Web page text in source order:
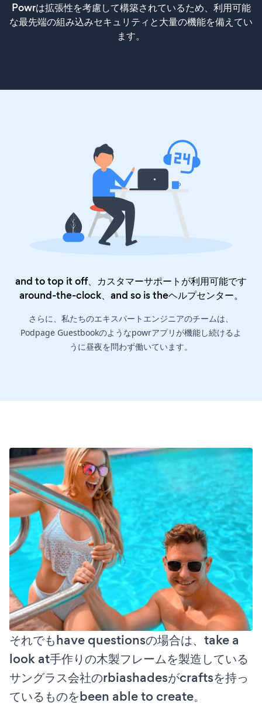
Powrは拡張性を考慮して構築されているため、利用可能
な最先端の組み込みセキュリティと大量の機能を備えてい
ます。
and to top it off、カスタマーサポートが利用可能です
around-the-clock、and so is theヘルプセンター。
さらに、私たちのエキスパートエンジニアのチームは、
Podpage Guestbookのようなpowrアプリが機能し続けるよ
うに昼夜を問わず働いています。
それでもhave questionsの場合は、take a
look at手作りの木製フレームを製造している
サングラス会社のrbiashadesがcraftsを持っ
ているものをbeen able to create。